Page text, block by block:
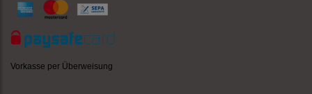
Vorkasse per Überweisung